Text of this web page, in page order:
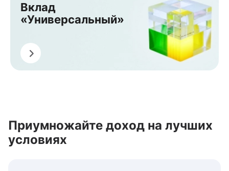
Вклад
«Универсальный»
в Центр-инвест Онлайн
Приумножайте доход на лучших
условиях